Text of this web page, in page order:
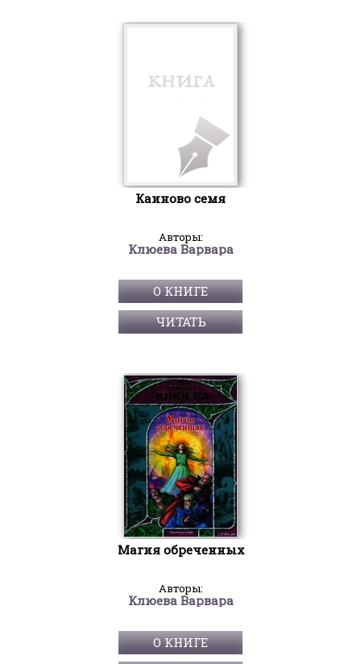
Каиново семя
Авторы:
Клюева Варвара
О КНИГЕ
ЧИТАТЬ
Магия обреченных
Авторы:
Клюева Варвара
О КНИГЕ